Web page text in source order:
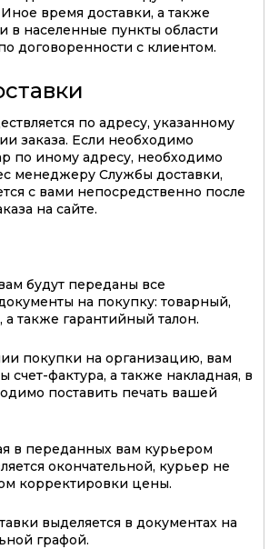
время доставки, а также
в населенные пункты области
договоренности с клиентом.
по адресу, указанному
заказа. Если необходимо
по иному адресу, необходимо
менеджеру Службы доставки,
с вами непосредственно после
на сайте.
будут переданы все
на покупку: товарный,
а также гарантийный талон.
покупки на организацию, вам
счет-фактура, а также накладная, в
поставить печать вашей
в переданных вам курьером
окончательной, курьер не
корректировки цены.
выделяется в документах на
графой.